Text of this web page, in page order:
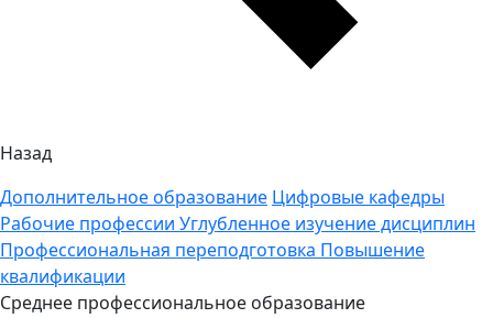
Назад
Дополнительное образование Цифровые кафедры
Рабочие профессии Углубленное изучение дисциплин
Профессиональная переподготовка Повышение
квалификации
Среднее профессиональное образование